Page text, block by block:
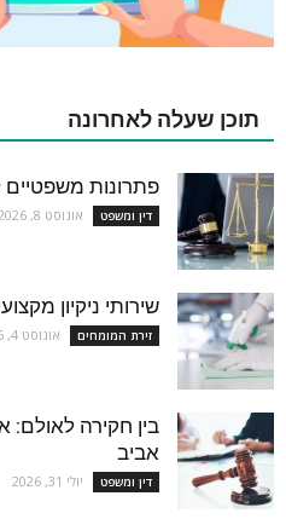
תוכן שעלה לאחרונה
פתרונות משפטיים
דין ומשפט אוגוסט 8, 2026
שירותי ניקיון
זירת המומחים אוגוסט 4, 2026
בין חקירה לאולם:
אביב
דין ומשפט יולי 31, 2026